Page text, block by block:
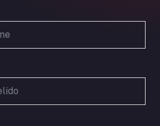
66871
- XXL Truckwash.de
Rico
28300